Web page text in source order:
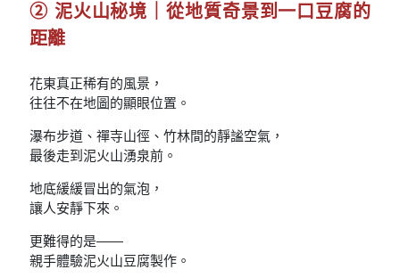
② 泥火山秘境｜從地質奇景到一口豆腐的
距離
花東真正稀有的風景，
往往不在地圖的顯眼位置。
瀑布步道、禪寺山徑、竹林間的靜謐空氣，
最後走到泥火山湧泉前。
地底緩緩冒出的氣泡，
讓人安靜下來。
更難得的是——
親手體驗泥火山豆腐製作。